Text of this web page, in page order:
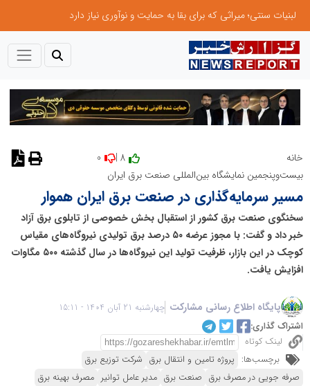
لبنیات سنتی؛ میراثی که برای بقا به حمایت و نوآوری نیاز دارد
خانه
بیست‌وپنجمین نمایشگاه بین‌المللی صنعت برق ایران
مسیر سرمایه‌گذاری در صنعت برق ایران هموار
سخنگوی صنعت برق کشور از استقبال بخش خصوصی از تابلوی برق آزاد
خبر داد و گفت: با مجوز عرضه ۵۰ درصد برق تولیدی نیروگاه‌های مقیاس
کوچک در این بازار، ظرفیت تولید این نیروگاه‌ها در سال گذشته ۵۰۰ مگاوات
افزایش یافت.
پایگاه اطلاع رسانی مشارکت چهارشنبه 21 آبان 1404 - 15:11
اشتراک گذاری:
لینک کوتاه
برچسب‌ها: پروژه تامین و انتقال برق شرکت توزیع برق
صرفه جویی در مصرف برق صنعت برق مدیر عامل توانیر مصرف بهینه برق